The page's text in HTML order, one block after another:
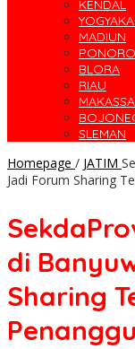
KENDAL
MADIUN
BLORA
RIAU
SLEMAN
Homepage / JATIM
Jadi Forum Sharing
di
Sharing